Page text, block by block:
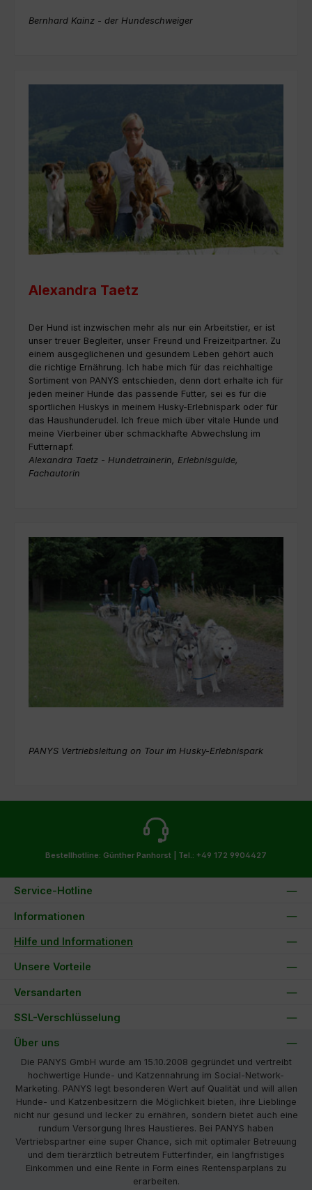
Bernhard Kainz - der Hundeschweiger
Alexandra Taetz
Der Hund ist inzwischen mehr als nur ein Arbeitstier, er ist
unser treuer Begleiter, unser Freund und Freizeitpartner. Zu
einem ausgeglichenen und gesundem Leben gehört auch
die richtige Ernährung. Ich habe mich für das reichhaltige
Sortiment von PANYS entschieden, denn dort erhalte ich für
jeden meiner Hunde das passende Futter, sei es für die
sportlichen Huskys in meinem Husky-Erlebnispark oder für
das Haushunderudel. Ich freue mich über vitale Hunde und
meine Vierbeiner über schmackhafte Abwechslung im
Futternapf.
Alexandra Taetz - Hundetrainerin, Erlebnisguide,
Fachautorin
PANYS Vertriebsleitung on Tour im Husky-Erlebnispark
Bestellhotline: Günther Panhorst | Tel.: +49 172 9904427
Service-Hotline
Informationen
Hilfe und Informationen
Unsere Vorteile
Versandarten
SSL-Verschlüsselung
Über uns
Die PANYS GmbH wurde am 15.10.2008 gegründet und vertreibt
hochwertige Hunde- und Katzennahrung im Social-Network-
Marketing. PANYS legt besonderen Wert auf Qualität und will allen
Hunde- und Katzenbesitzern die Möglichkeit bieten, ihre Lieblinge
nicht nur gesund und lecker zu ernähren, sondern bietet auch eine
rundum Versorgung Ihres Haustieres. Bei PANYS haben
Vertriebspartner eine super Chance, sich mit optimaler Betreuung
und dem tierärztlich betreutem Futterfinder, ein langfristiges
Einkommen und eine Rente in Form eines Rentensparplans zu
erarbeiten.